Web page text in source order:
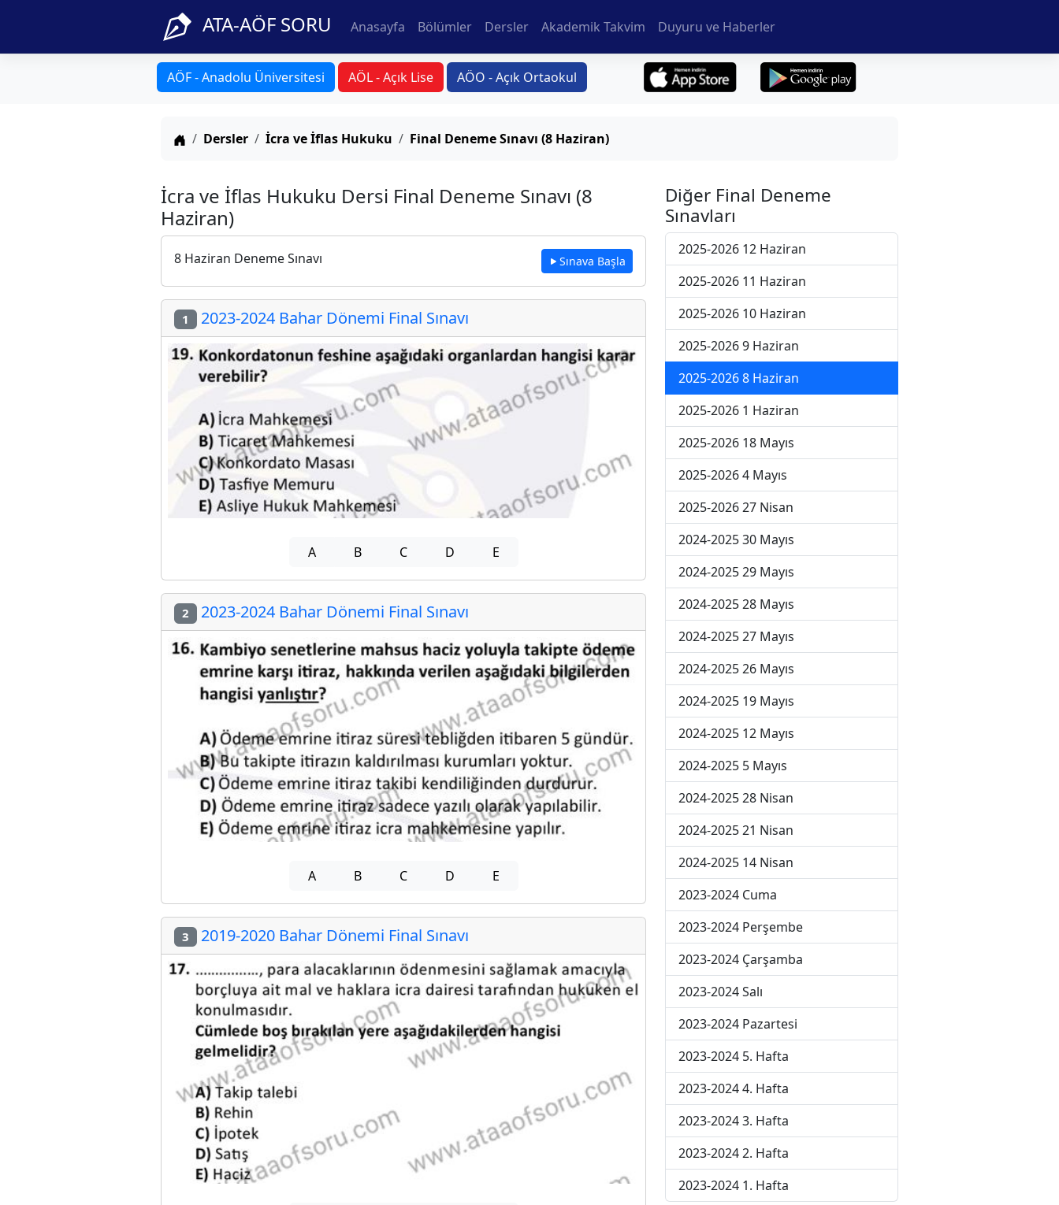
ATA-AÖF SORU Anasayfa Bölümler Dersler Akademik Takvim Duyuru ve Haberler
AÖF - Anadolu Üniversitesi AÖL - Açık Lise AÖO - Açık Ortaokul
Anasayfa
Dersler İcra ve İflas Hukuku Final Deneme Sınavı (8 Haziran)
İcra ve İflas Hukuku Dersi Final Deneme Sınavı (8
Haziran)
8 Haziran Deneme Sınavı Sınava Başla
1 2023-2024 Bahar Dönemi Final Sınavı
A B C D E
2 2023-2024 Bahar Dönemi Final Sınavı
A B C D E
3 2019-2020 Bahar Dönemi Final Sınavı
Diğer Final Deneme
Sınavları
2025-2026 12 Haziran
2025-2026 11 Haziran
2025-2026 10 Haziran
2025-2026 9 Haziran
2025-2026 8 Haziran
2025-2026 1 Haziran
2025-2026 18 Mayıs
2025-2026 4 Mayıs
2025-2026 27 Nisan
2024-2025 30 Mayıs
2024-2025 29 Mayıs
2024-2025 28 Mayıs
2024-2025 27 Mayıs
2024-2025 26 Mayıs
2024-2025 19 Mayıs
2024-2025 12 Mayıs
2024-2025 5 Mayıs
2024-2025 28 Nisan
2024-2025 21 Nisan
2024-2025 14 Nisan
2023-2024 Cuma
2023-2024 Perşembe
2023-2024 Çarşamba
2023-2024 Salı
2023-2024 Pazartesi
2023-2024 5. Hafta
2023-2024 4. Hafta
2023-2024 3. Hafta
2023-2024 2. Hafta
2023-2024 1. Hafta